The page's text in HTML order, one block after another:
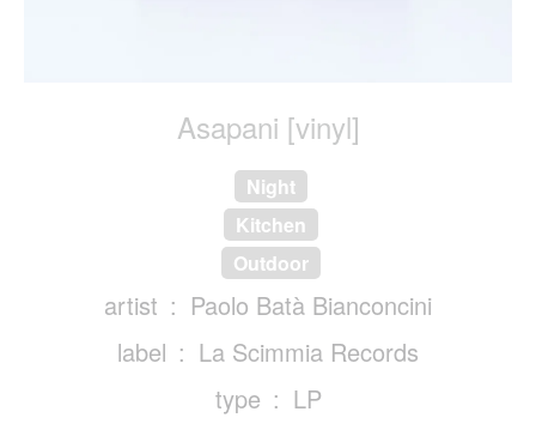
Asapani [vinyl]
Night
Kitchen
Outdoor
artist
Paolo Batà Bianconcini
label
La Scimmia Records
type
LP